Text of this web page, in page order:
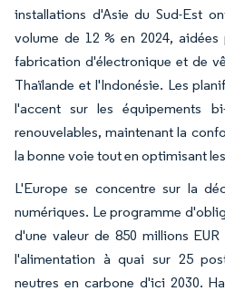
installations d'Asie du Sud-Est
volume de 12 % en 2024,
fabrication d'électronique et de
Thaïlande et l'Indonésie. Les
l'accent sur les équipements
renouvelables, maintenant la
la bonne voie tout en optimisant
L'Europe se concentre sur la
numériques. Le programme
d'une valeur de 850 millions
l'alimentation à quai sur 25
neutres en carbone d'ici 2030.